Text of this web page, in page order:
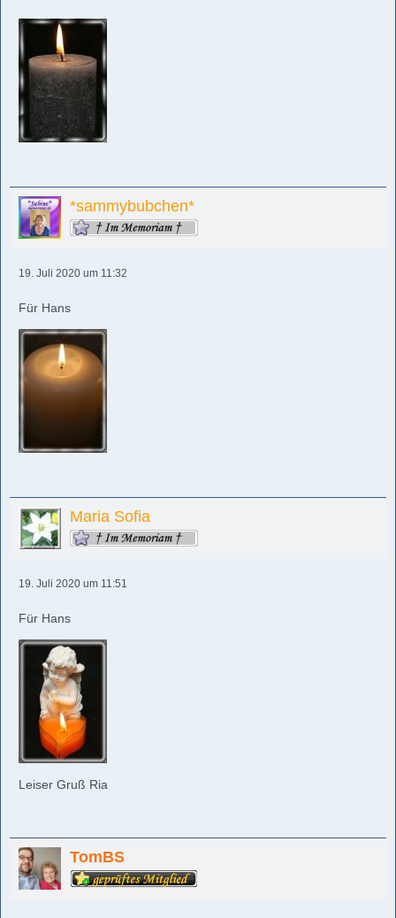
*sammybubchen*
19. Juli 2020 um 11:32
Für Hans
Maria Sofia
19. Juli 2020 um 11:51
Für Hans
Leiser Gruß Ria
TomBS